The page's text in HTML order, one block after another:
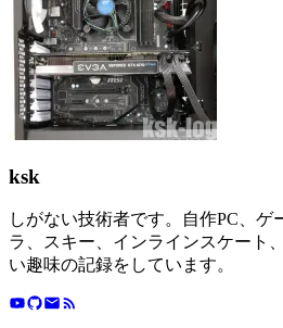
ksk
しがない技術者です。自作PC、ゲ
ラ、スキー、インラインスケート
い趣味の記録をしています。